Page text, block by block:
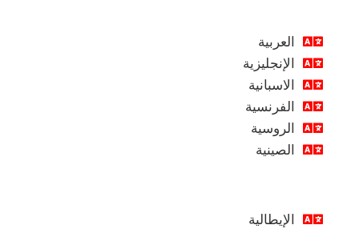
العربية
الإنجليزية
الاسبانية
الفرنسية
الروسية
الصينية
الإيطالية